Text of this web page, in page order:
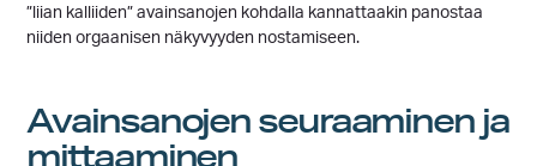
”liian kalliiden” avainsanojen kohdalla kannattaakin panostaa
niiden orgaanisen näkyvyyden nostamiseen.
Avainsanojen seuraaminen ja
mittaaminen